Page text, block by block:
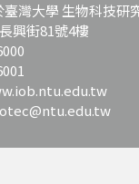
灣大學 生物科技研
興街81號4樓